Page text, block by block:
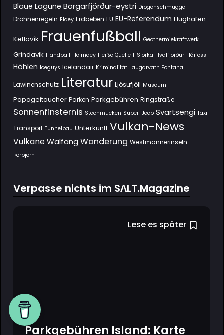
Blaue Lagune Borgarfjörður-eystri Drogenschmuggel
Drohnenregeln Eldey Erdbeben EU EU-Referendum Flughafen
Keflavík Frauenfußball Geothermiekraftwerk
Grindavik Handball Heimaey Heiße Quelle HS orka Hvalfjörður Háifoss
Höhlen Iceguys Icelandair Kriminalität Laugarvatn Fontana
Lawinenschutz Literatur Ljósufjöll Museum
Papageitaucher Parken Parkgebühren Ringstraße
Sonnenfinsternis Stechmücken Super-Jeep Svartsengi Taxi
Transport Tunnelbau Unterkunft Vulkan-News
Vulkane Walfang Wanderung Westmännerinseln
Þorbjörn
Verpasse nichts im SΛLT.Magazine
Lese es später
Parkgebühren Island: Karte